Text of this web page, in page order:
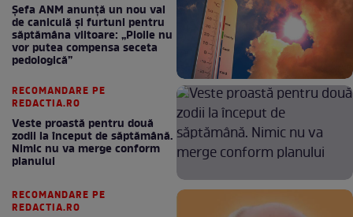
Șefa ANM anunță un nou val
de caniculă și furtuni pentru
săptămâna viitoare: „Ploile nu
vor putea compensa seceta
pedologică”
RECOMANDARE PE
REDACTIA.RO
Veste proastă pentru două
zodii la început de săptămână.
Nimic nu va merge conform
planului
RECOMANDARE PE
REDACTIA.RO